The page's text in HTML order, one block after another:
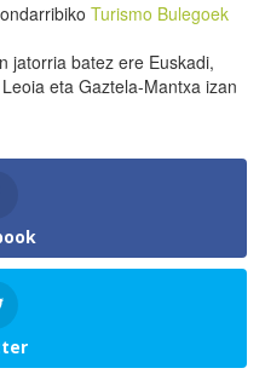
Turismo Bulegoek
jatorria batez ere Euskadi,
eta Gaztela-Mantxa izan